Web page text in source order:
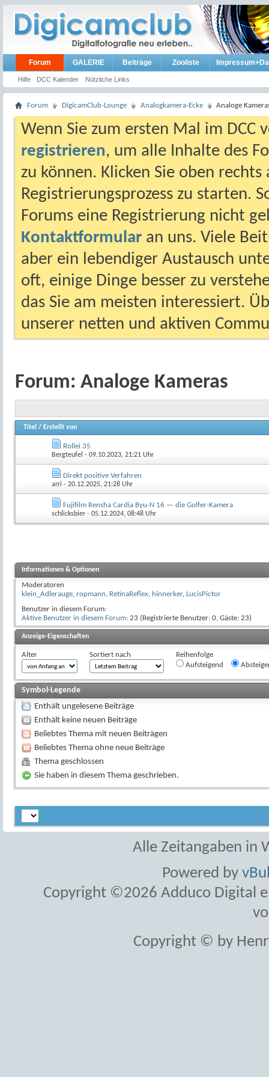
Forum
Hilfe DCC Kalender Nützliche Links
GALERIE Beiträge Zooliste
Forum DigicamClub-Lounge Analogkamera-Ecke Analoge
Wenn Sie zum ersten Mal im DCC
registrieren, um alle Inhalte des
zu können. Klicken Sie oben
Registrierungsprozess zu starten.
Forums eine Registrierung nicht
Kontaktformular an uns. Viele
aber ein lebendiger Austausch
oft, einige Dinge besser zu
das Sie am meisten interessiert.
unserer netten und aktiven
Forum: Analoge Kameras
Titel / Erstellt von
Rollei 35
Bergteufel - 09.10.2023, 21:21 Uhr
Direkt positive Verfahren
arri - 20.12.2025, 21:28 Uhr
Fujifilm Rensha Cardia Byu-N 16 — die Golfer-Kamera
schlicksbier - 05.12.2024, 08:48 Uhr
Informationen & Optionen
Moderatoren
klein_Adlerauge, ropmann, RetinaReflex, hinnerker, LucisPictor
Benutzer in diesem Forum:
Aktive Benutzer in diesem Forum: 23 (Registrierte Benutzer: 0, Gäste: 23)
Anzeige-Eigenschaften
Alter Sortiert nach
Reihenfolge
Aufsteigend
Symbol-Legende
Enthält ungelesene Beiträge
Enthält keine neuen Beiträge
Beliebtes Thema mit neuen Beiträgen
Beliebtes Thema ohne neue Beiträge
Thema geschlossen
Sie haben in diesem Thema geschrieben.
Alle Zeitangaben in
Powered by
Copyright ©2026 Adduco Digital
Copyright © by